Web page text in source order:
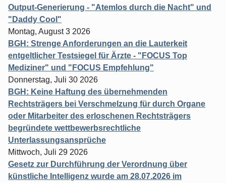
Output-Generierung - "Atemlos durch die Nacht" und
"Daddy Cool"
Montag, August 3 2026
BGH: Strenge Anforderungen an die Lauterkeit
entgeltlicher Testsiegel für Ärzte - "FOCUS Top
Mediziner" und "FOCUS Empfehlung"
Donnerstag, Juli 30 2026
BGH: Keine Haftung des übernehmenden
Rechtsträgers bei Verschmelzung für durch Organe
oder Mitarbeiter des erloschenen Rechtsträgers
begründete wettbewerbsrechtliche
Unterlassungsansprüche
Mittwoch, Juli 29 2026
Gesetz zur Durchführung der Verordnung über
künstliche Intelligenz wurde am 28.07.2026 im